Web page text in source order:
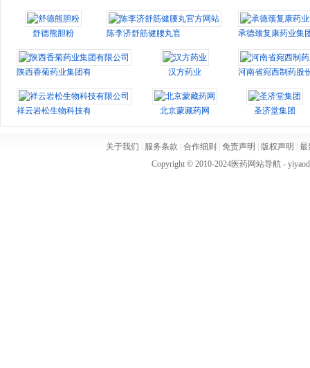
舒德熊胆粉 陈李济舒筋健腰丸官方网站 承德颈复康药业集
陕西香菊药业集团有限公司 汉方药业 河南省宛西制药股
祥云岩松生物科技有限公司 北京蒙藏药网 圣济堂集团
关于我们 服务条款 合作细则 免责声明 版权声明
最
Copyright © 2010-2024医药网站导航-